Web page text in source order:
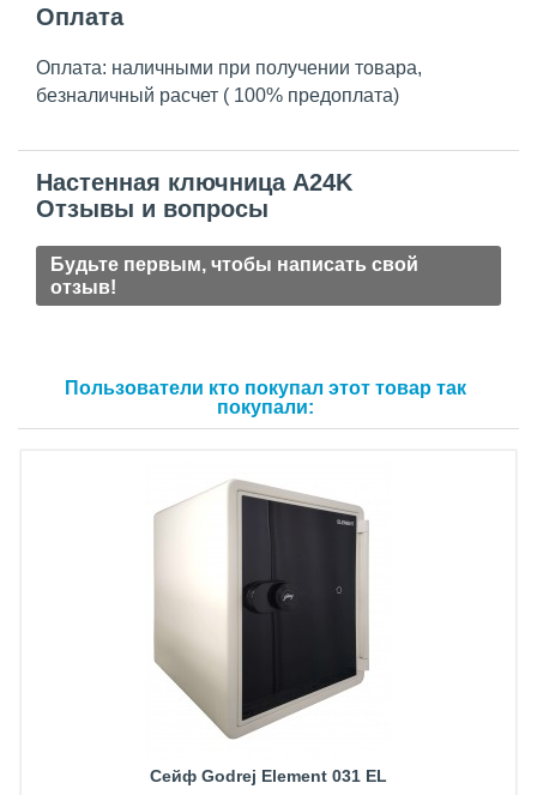
Оплата
Оплата: наличными при получении товара,
безналичный расчет ( 100% предоплата)
Настенная ключница A24K
Отзывы и вопросы
Будьте первым, чтобы написать свой
отзыв!
Пользователи кто покупал этот товар так
покупали:
Сейф Godrej Element 031 EL